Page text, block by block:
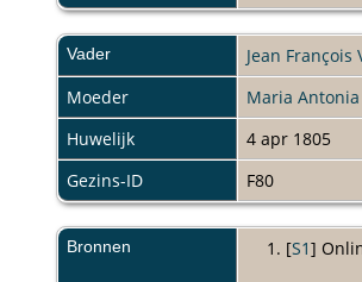
Vader Jean François
Moeder
Maria
Huwelijk
4 apr 1805
Gezins-ID
F80
Bronnen [S1]